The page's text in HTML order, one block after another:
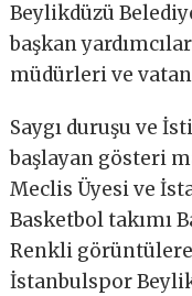
Beylikdüzü
başkan
müdürleri ve
Saygı duruşu ve
başlayan gösteri
Meclis Üyesi ve
Basketbol takımı
Renkli
İstanbulspor